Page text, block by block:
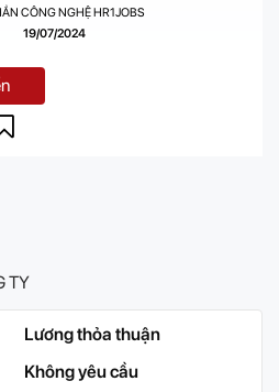
CÔNG NGHỆ HR1JOBS
19/07/2024
TY
Lương thỏa thuận
Không yêu cầu